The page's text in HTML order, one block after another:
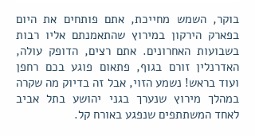
בוקר, השמש מחייכת, אתם פותחים את היום
בפארק הירקון במירוץ שהתאמנתם אליו רבות
בשבועות האחרונים. אתם רצים, הדופק עולה,
האדרנלין זורם בגוף, פתאום פוגע בכם רחפן
ועוד בראש! נשמע הזוי, אבל זה בדיוק מה שקרה
במהלך מירוץ שנערך בגני יהושע בתל אביב
לאחד המשתתפים שנפגע באורח קל.